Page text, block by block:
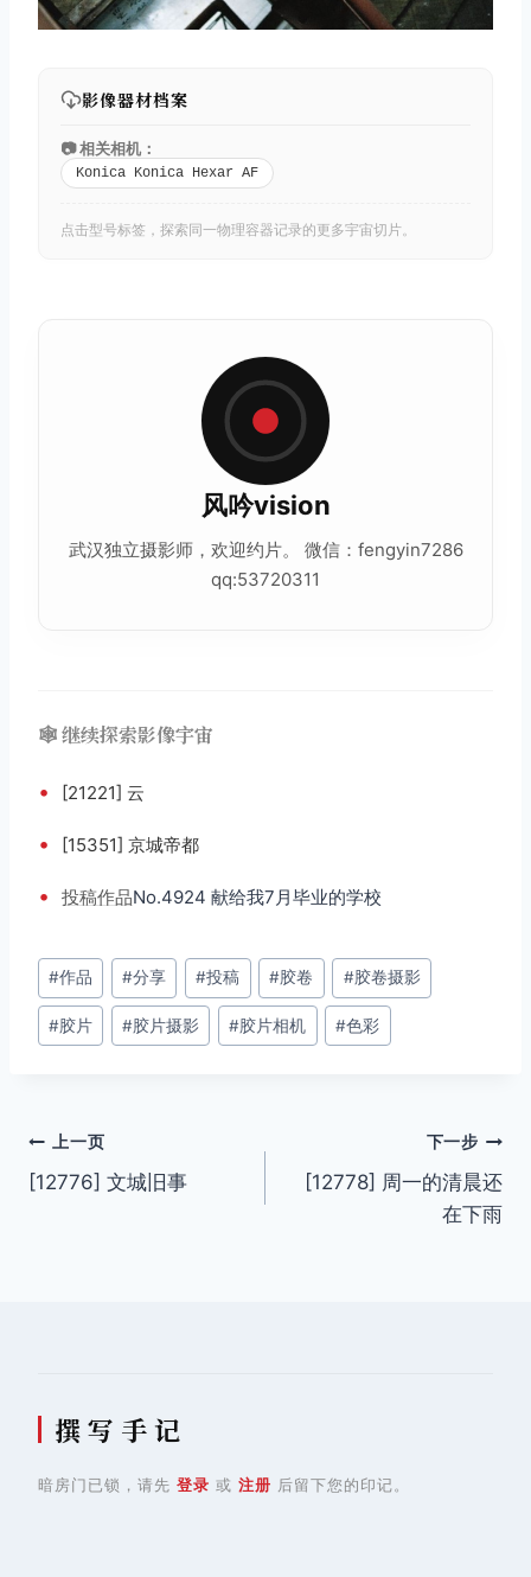
影像器材档案
📷 相关相机：
Konica Konica Hexar AF
点击型号标签，探索同一物理容器记录的更多宇宙切片。
风吟vision
武汉独立摄影师，欢迎约片。 微信：fengyin7286
qq:53720311
🕸️ 继续探索影像宇宙
• [21221] 云
• [15351] 京城帝都
• 投稿作品No.4924 献给我7月毕业的学校
文
章
标
#作品 #分享 #投稿 #胶卷 #胶卷摄影
#胶片 #胶片摄影 #胶片相机 #色彩
文
章
上一页
[12776] 文城旧事
下一步
[12778] 周一的清晨还
在下雨
撰 写 手 记
暗房门已锁，请先 登录 或 注册 后留下您的印记。